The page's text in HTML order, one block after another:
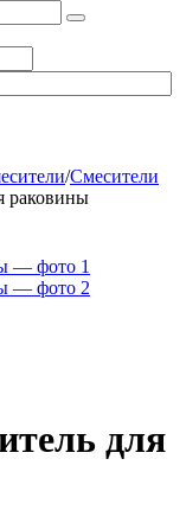
/Смесители
раковины
для